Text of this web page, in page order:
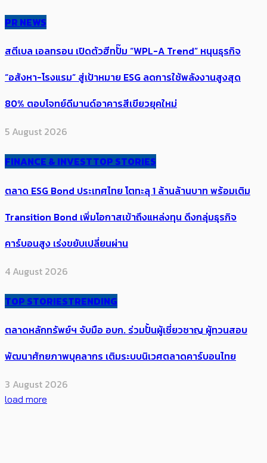
PR NEWS
สตีเบล เอลทรอน เปิดตัวฮีทปั๊ม “WPL-A Trend” หนุนธุรกิจ
“อสังหา-โรงแรม” สู่เป้าหมาย ESG ลดการใช้พลังงานสูงสุด
80% ตอบโจทย์ดีมานด์อาคารสีเขียวยุคใหม่
5 August 2026
FINANCE & INVESTTOP STORIES
ตลาด ESG Bond ประเทศไทย โตทะลุ 1 ล้านล้านบาท พร้อมเติม
Transition Bond เพิ่มโอกาสเข้าถึงแหล่งทุน ดึงกลุ่มธุรกิจ
คาร์บอนสูง เร่งขยับเปลี่ยนผ่าน
4 August 2026
TOP STORIESTRENDING
ตลาดหลักทรัพย์ฯ จับมือ อบก. ร่วมปั้นผู้เชี่ยวชาญ ผู้ทวนสอบ
พัฒนาศักยภาพบุคลากร เติมระบบนิเวศตลาดคาร์บอนไทย
3 August 2026
load more